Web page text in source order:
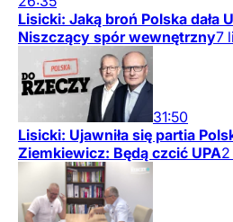
Lisicki: Jaką broń Polska dała
Niszczący spór wewnętrzny7
31:50
Lisicki: Ujawniła się partia
Ziemkiewicz: Będą czcić UPA2